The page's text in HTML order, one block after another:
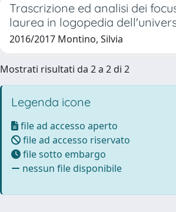
Trascrizione ed analisi dei
laurea in logopedia
2016/2017 Montino, Silvia
Mostrati risultati da 2 a 2 di 2
Legenda icone
file ad accesso aperto
file ad accesso riservato
file sotto embargo
nessun file disponibile